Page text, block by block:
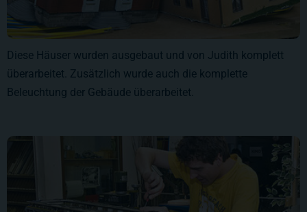
Diese Häuser wurden ausgebaut und von Judith komplett
überarbeitet. Zusätzlich wurde auch die komplette
Beleuchtung der Gebäude überarbeitet.